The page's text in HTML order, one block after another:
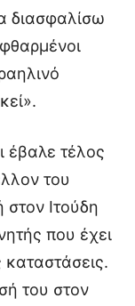
διασφαλίσω
έβαλε τέλος
του
στον Ιτούδη
που έχει
καταστάσεις.
του στον